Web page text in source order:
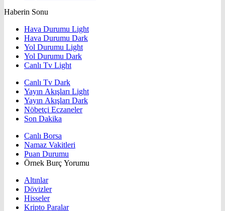
Haberin Sonu
Hava Durumu Light
Hava Durumu Dark
Yol Durumu Light
Yol Durumu Dark
Canlı Tv Light
Canlı Tv Dark
Yayın Akışları Light
Yayın Akışları Dark
Nöbetçi Eczaneler
Son Dakika
Canlı Borsa
Namaz Vakitleri
Puan Durumu
Örnek Burç Yorumu
Altınlar
Dövizler
Hisseler
Kripto Paralar